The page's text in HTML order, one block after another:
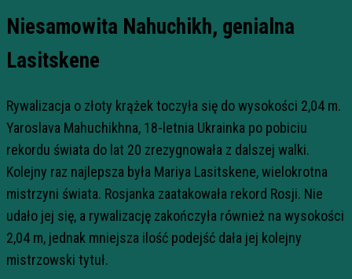
Niesamowita Nahuchikh, genialna
Lasitskene
Rywalizacja o złoty krążek toczyła się do wysokości 2,04 m.
Yaroslava Mahuchikhna, 18-letnia Ukrainka po pobiciu
rekordu świata do lat 20 zrezygnowała z dalszej walki.
Kolejny raz najlepsza była Mariya Lasitskene, wielokrotna
mistrzyni świata. Rosjanka zaatakowała rekord Rosji. Nie
udało jej się, a rywalizację zakończyła również na wysokości
2,04 m, jednak mniejsza ilość podejść dała jej kolejny
mistrzowski tytuł.